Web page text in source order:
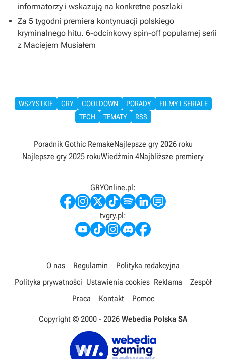
informatorzy i wskazują na konkretne poszlaki
Za 5 tygodni premiera kontynuacji polskiego
kryminalnego hitu. 6-odcinkowy spin-off popularnej serii
z Maciejem Musiałem
WSZYSTKIE GRY COOLDOWN PORADY
FILMY I SERIALE
TECH
TEMATY RSS
Poradnik Gothic RemakeNajlepsze gry 2026 roku
Najlepsze gry 2025 rokuWiedźmin 4Najbliższe premiery
GRYOnline.pl:
tvgry.pl:
O nas Regulamin
Polityka redakcyjna
Polityka prywatności Ustawienia cookies Reklama
Zespół
Praca
Kontakt Pomoc
Copyright © 2000 - 2026 Webedia Polska SA